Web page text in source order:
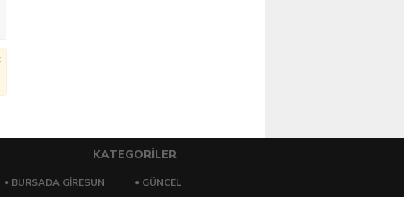
KATEGORİLER
BURSADA GİRESUN
GÜNCEL